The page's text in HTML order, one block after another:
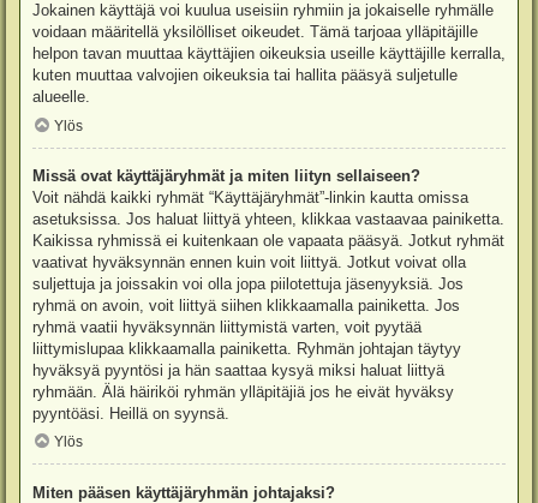
Jokainen käyttäjä voi kuulua useisiin ryhmiin ja jokaiselle ryhmälle
voidaan määritellä yksilölliset oikeudet. Tämä tarjoaa ylläpitäjille
helpon tavan muuttaa käyttäjien oikeuksia useille käyttäjille kerralla,
kuten muuttaa valvojien oikeuksia tai hallita pääsyä suljetulle
alueelle.
Ylös
Missä ovat käyttäjäryhmät ja miten liityn sellaiseen?
Voit nähdä kaikki ryhmät “Käyttäjäryhmät”-linkin kautta omissa
asetuksissa. Jos haluat liittyä yhteen, klikkaa vastaavaa painiketta.
Kaikissa ryhmissä ei kuitenkaan ole vapaata pääsyä. Jotkut ryhmät
vaativat hyväksynnän ennen kuin voit liittyä. Jotkut voivat olla
suljettuja ja joissakin voi olla jopa piilotettuja jäsenyyksiä. Jos
ryhmä on avoin, voit liittyä siihen klikkaamalla painiketta. Jos
ryhmä vaatii hyväksynnän liittymistä varten, voit pyytää
liittymislupaa klikkaamalla painiketta. Ryhmän johtajan täytyy
hyväksyä pyyntösi ja hän saattaa kysyä miksi haluat liittyä
ryhmään. Älä häiriköi ryhmän ylläpitäjiä jos he eivät hyväksy
pyyntöäsi. Heillä on syynsä.
Ylös
Miten pääsen käyttäjäryhmän johtajaksi?